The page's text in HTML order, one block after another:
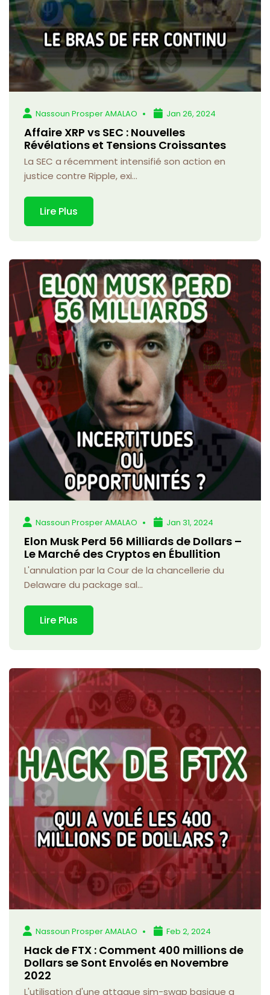
Nassoun Prosper AMALAO Jan 26, 2024
Affaire XRP vs SEC : Nouvelles
Révélations et Tensions Croissantes
La SEC a récemment intensifié son action en
justice contre Ripple, exi...
Lire Plus
Nassoun Prosper AMALAO Jan 31, 2024
Elon Musk Perd 56 Milliards de Dollars –
Le Marché des Cryptos en Ébullition
L'annulation par la Cour de la chancellerie du
Delaware du package sal...
Lire Plus
Nassoun Prosper AMALAO Feb 2, 2024
Hack de FTX : Comment 400 millions de
Dollars se Sont Envolés en Novembre
2022
L'utilisation d'une attaque sim-swap basique a